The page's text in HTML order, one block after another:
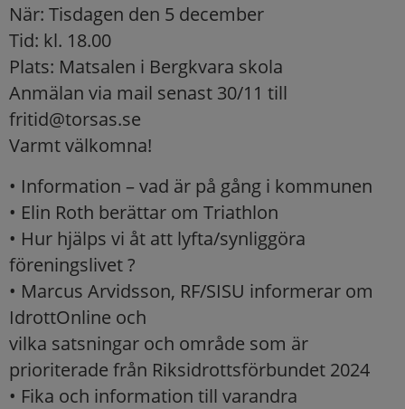
När: Tisdagen den 5 december
Tid: kl. 18.00
Plats: Matsalen i Bergkvara skola
Anmälan via mail senast 30/11 till
fritid@torsas.se
Varmt välkomna!
• Information – vad är på gång i kommunen
• Elin Roth berättar om Triathlon
• Hur hjälps vi åt att lyfta/synliggöra
föreningslivet ?
• Marcus Arvidsson, RF/SISU informerar om
IdrottOnline och
vilka satsningar och område som är
prioriterade från Riksidrottsförbundet 2024
• Fika och information till varandra